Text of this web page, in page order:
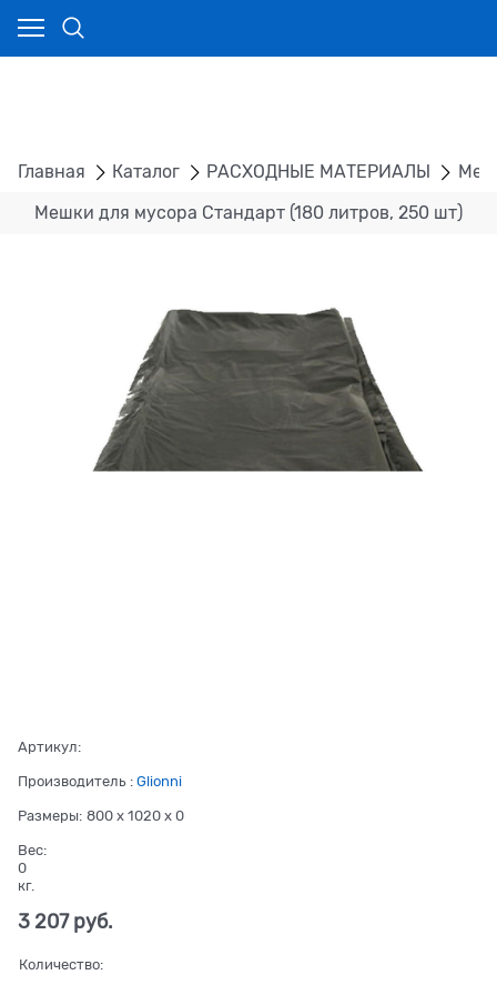
Главная Каталог РАСХОДНЫЕ МАТЕРИАЛЫ
Мешки для мусора Стандарт (180 литров, 250 шт)
Артикул:
Производитель : Glionni
Размеры: 800 x 1020 x 0
Вес:
0
кг.
3 207 руб.
Количество: